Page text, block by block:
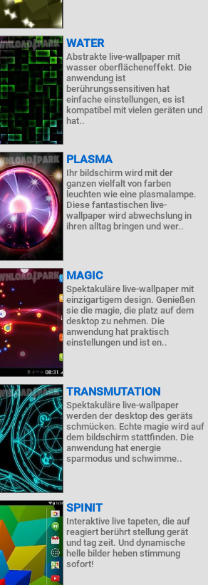
WATER
Abstrakte live-wallpaper mit
wasser oberflächeneffekt. Die
anwendung ist
berührungssensitiven hat
einfache einstellungen, es ist
kompatibel mit vielen geräten und
hat..
PLASMA
Ihr bildschirm wird mit der
ganzen vielfalt von farben
leuchten wie eine plasmalampe.
Diese fantastischen live-
wallpaper wird abwechslung in
ihren alltag bringen und wer..
MAGIC
Spektakuläre live-wallpaper mit
einzigartigem design. Genießen
sie die magie, die platz auf dem
desktop zu nehmen. Die
anwendung hat praktisch
einstellungen und ist en..
TRANSMUTATION
Spektakuläre live-wallpaper
werden der desktop des geräts
schmücken. Echte magie wird auf
dem bildschirm stattfinden. Die
anwendung hat energie
sparmodus und schwimme..
SPINIT
Interaktive live tapeten, die auf
reagiert berührt stellung gerät
und tag zeit. Und dynamische
helle bilder heben stimmung
sofort!